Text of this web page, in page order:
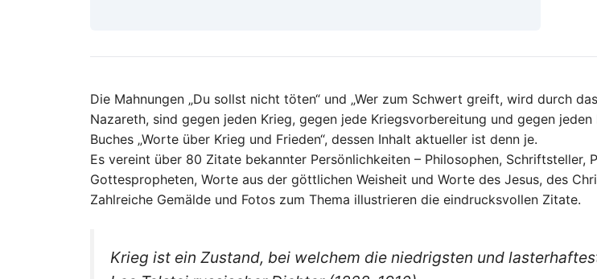
Die Mahnungen „Du sollst nicht töten“ und „Wer zum Schwert greift, wird durch
Nazareth, sind gegen jeden Krieg, gegen jede Kriegsvorbereitung und gegen
Buches „Worte über Krieg und Frieden“, dessen Inhalt aktueller ist denn je.
Es vereint über 80 Zitate bekannter Persönlichkeiten – Philosophen, Schriftsteller,
Gottespropheten, Worte aus der göttlichen Weisheit und Worte des Jesus, des
Zahlreiche Gemälde und Fotos zum Thema illustrieren die eindrucksvollen Zitate.
Krieg ist ein Zustand, bei welchem die niedrigsten und